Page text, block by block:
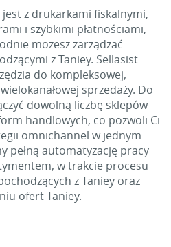
z drukarkami fiskalnymi,
i szybkimi płatnościami,
możesz zarządzać
z Taniey. Sellasist
do kompleksowej,
sprzedaży. Do
dowolną liczbę sklepów
handlowych, co pozwoli Ci
omnichannel w jednym
pełną automatyzację pracy
w trakcie procesu
z Taniey oraz
ofert Taniey.